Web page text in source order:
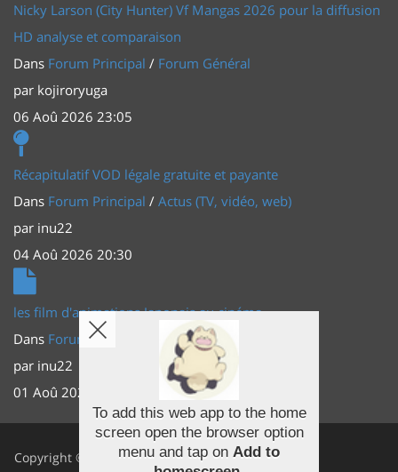
Nicky Larson (City Hunter) Vf Mangas 2026 pour la diffusion
HD analyse et comparaison
Dans Forum Principal / Forum Général
par kojiroryuga
06 Aoû 2026 23:05
Récapitulatif VOD légale gratuite et payante
Dans Forum Principal / Actus (TV, vidéo, web)
par inu22
04 Aoû 2026 20:30
les film d'animations Japonais au cinéma
Dans Forum Principal
Actus (TV, vidéo, web)
par inu22
01 Aoû 2026 20:56
Copyright ©
Facebook
To add this web app to the home
screen open the browser option
menu and tap on Add to